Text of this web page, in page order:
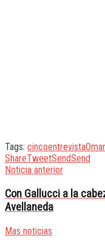
Tags: cincoentrevista
ShareTweetSendSend
Noticia anterior
Con Gallucci a la
Avellaneda
Mas noticias